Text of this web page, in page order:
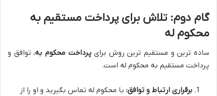
گام دوم: تلاش برای پرداخت مستقیم به
محکوم له
ساده ترین و مستقیم ترین روش برایپرداخت محکوم به، توافق و
پرداخت مستقیم به محکوم له است.
برقراری ارتباط و توافق: با محکوم له تماس بگیرید و او را از